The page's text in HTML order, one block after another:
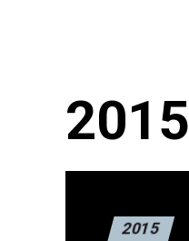
2015
2015